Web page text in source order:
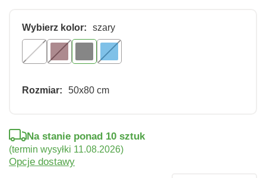
Wybierz kolor: szary
Rozmiar: 50x80 cm
Na stanie ponad 10 sztuk
(termin wysyłki 11.08.2026)
Opcje dostawy